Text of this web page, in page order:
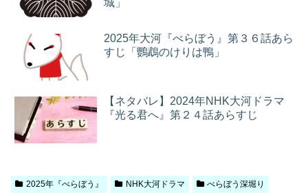
城」
2025年大河『べらぼう』第３６話あら
すじ「鸚鵡のけりは鴨」
【ネタバレ】2024年NHK大河ドラマ
『光る君へ』第２４話あらすじ
2025年『べらぼう』 NHK大河ドラマ べらぼう深堀り